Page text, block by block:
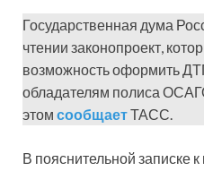
Государственная дума
чтении законопроект,
возможность оформить
обладателям полиса
этом сообщаетТАСС.
В пояснительной записке к